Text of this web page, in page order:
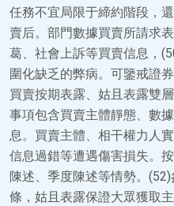
任務不宜局限于締約階段，
賣后。部門數據買賣所請求
葛、社會上訴等買賣信息，
圍化缺乏的弊病。可鑒戒證
買賣按期表露、姑且表露雙
事項包含買賣主體靜態、數
息。買賣主體、相干權力人
信息過錯等遭遇傷害損失。
陳述、季度陳述等情勢。
條，姑且表露保證大眾獲取